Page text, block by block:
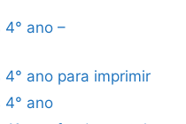
ano –
ano para imprimir
4° ano